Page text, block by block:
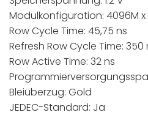
Modulkonfiguration: 4096M x
Row Cycle Time: 45,75 ns
Refresh Row Cycle Time: 350
Row Active Time: 32 ns
Bleiüberzug: Gold
JEDEC-Standard: Ja